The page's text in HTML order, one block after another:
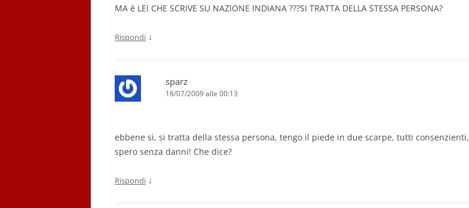
MA è LEI CHE SCRIVE SU NAZIONE INDIANA ???SI TRATTA DELLA STESSA PERSONA?
Rispondi ↓
sparz
18/07/2009 alle 00:13
ebbene sì, si tratta della stessa persona, tengo il piede in due scarpe, tutti consenzienti,
spero senza danni! Che dice?
Rispondi ↓